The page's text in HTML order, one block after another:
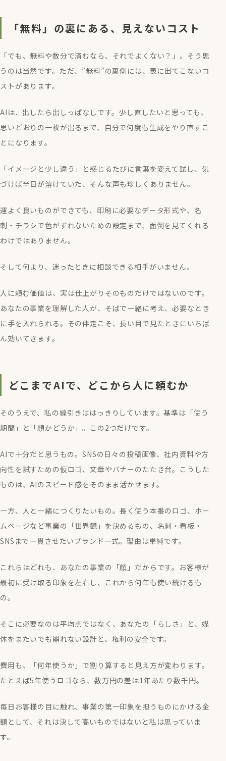
「無料」の裏にある、見えないコスト
「でも、無料や数分で済むなら、それでよくない？」。そう思
うのは当然です。ただ、”無料”の裏側には、表に出てこないコ
ストがあります。
AIは、出したら出しっぱなしです。少し直したいと思っても、
思いどおりの一枚が出るまで、自分で何度も生成をやり直すこ
とになります。
「イメージと少し違う」と感じるたびに言葉を変えて試し、気
づけば半日が溶けていた、そんな声も珍しくありません。
運よく良いものができても、印刷に必要なデータ形式や、名
刺・チラシで色がずれないための設定まで、面倒を見てくれる
わけではありません。
そして何より、迷ったときに相談できる相手がいません。
人に頼む価値は、実は仕上がりそのものだけではないのです。
あなたの事業を理解した人が、そばで一緒に考え、必要なとき
に手を入れられる。その伴走こそ、長い目で見たときにいちば
ん効いてきます。
どこまでAIで、どこから人に頼むか
そのうえで、私の線引きははっきりしています。基準は「使う
期間」と「顔かどうか」。この2つだけです。
AIで十分だと思うもの。SNSの日々の投稿画像、社内資料や方
向性を試すための仮ロゴ、文章やバナーのたたき台。こうした
ものは、AIのスピード感をそのまま活かせます。
一方、人と一緒につくりたいもの。長く使う本番のロゴ、ホー
ムページなど事業の「世界観」を決めるもの、名刺・看板・
SNSまで一貫させたいブランド一式。理由は単純です。
これらはどれも、あなたの事業の「顔」だからです。お客様が
最初に受け取る印象を左右し、これから何年も使い続けるも
の。
そこに必要なのは平均点ではなく、あなたの「らしさ」と、媒
体をまたいでも崩れない設計と、権利の安全です。
費用も、「何年使うか」で割り算すると見え方が変わります。
たとえば5年使うロゴなら、数万円の差は1年あたり数千円。
毎日お客様の目に触れ、事業の第一印象を担うものにかける金
額として、それは決して高いものではないと私は思っていま
す。